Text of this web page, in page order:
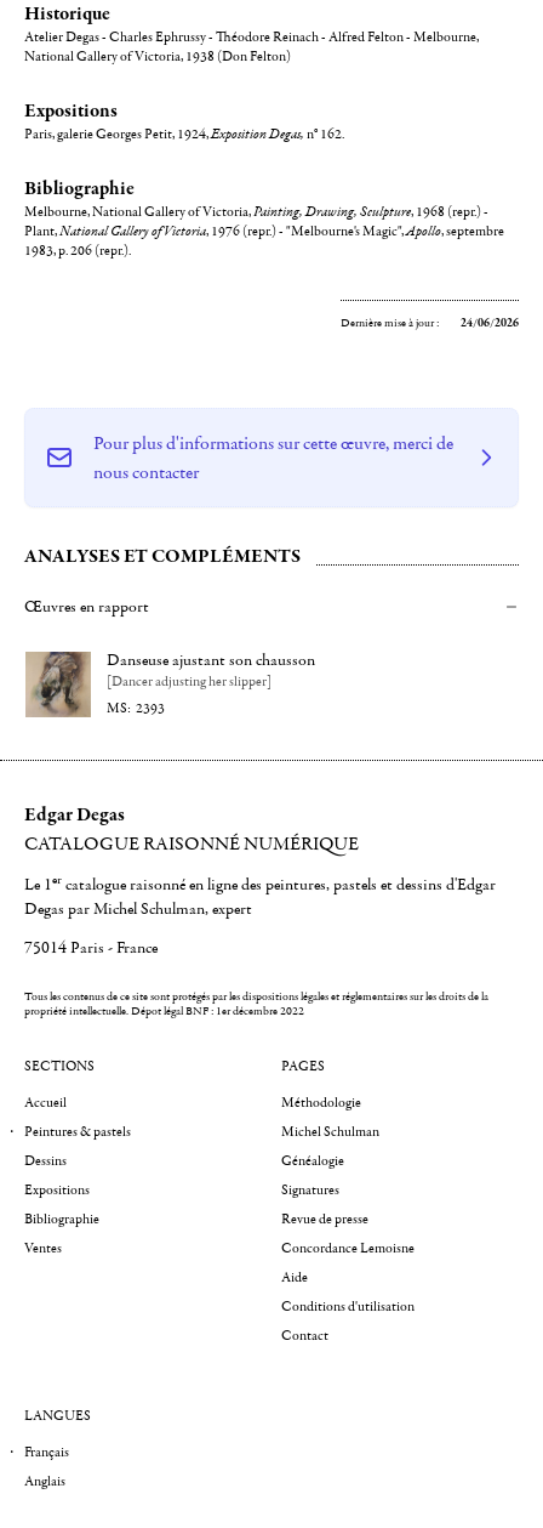
Historique
Atelier Degas - Charles Ephrussy - Théodore Reinach - Alfred Felton - Melbourne,
National Gallery of Victoria, 1938 (Don Felton)
Expositions
Paris, galerie Georges Petit, 1924,Exposition Degas, n° 162.
Bibliographie
Melbourne, National Gallery of Victoria,Painting, Drawing, Sculpture, 1968 (repr.) -
Plant,National Gallery of Victoria, 1976 (repr.) - "Melbourne's Magic",Apollo, septembre
1983, p. 206 (repr.).
Dernière mise à jour : 24/06/2026
Pour plus d'informations sur cette œuvre, merci de
nous contacter
ANALYSES ET COMPLÉMENTS
Œuvres en rapport
Danseuse ajustant son chausson
[Dancer adjusting her slipper]
2393
Edgar Degas
CATALOGUE RAISONNÉ NUMÉRIQUE
Le 1er catalogue raisonné en ligne des peintures, pastels et dessins d'Edgar
Degas par Michel Schulman, expert
75014 Paris - France
Tous les contenus de ce site sont protégés par les dispositions légales et réglementaires sur les droits de la
propriété intellectuelle.Dépot légal BNF : 1er décembre 2022
SECTIONS
Accueil
Peintures & pastels
Dessins
Expositions
Bibliographie
Ventes
PAGES
Méthodologie
Michel Schulman
Généalogie
Signatures
Revue de presse
Concordance Lemoisne
Aide
Conditions d'utilisation
Contact
LANGUES
Français
Anglais